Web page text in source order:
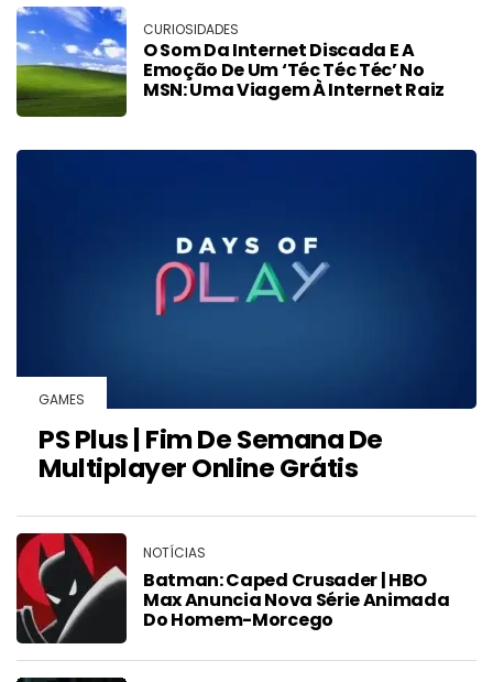
CURIOSIDADES
O Som Da Internet Discada E A
Emoção De Um ‘Téc Téc Téc’ No
MSN: Uma Viagem À Internet Raiz
GAMES
PS Plus | Fim De Semana De
Multiplayer Online Grátis
NOTÍCIAS
Batman: Caped Crusader | HBO
Max Anuncia Nova Série Animada
Do Homem-Morcego